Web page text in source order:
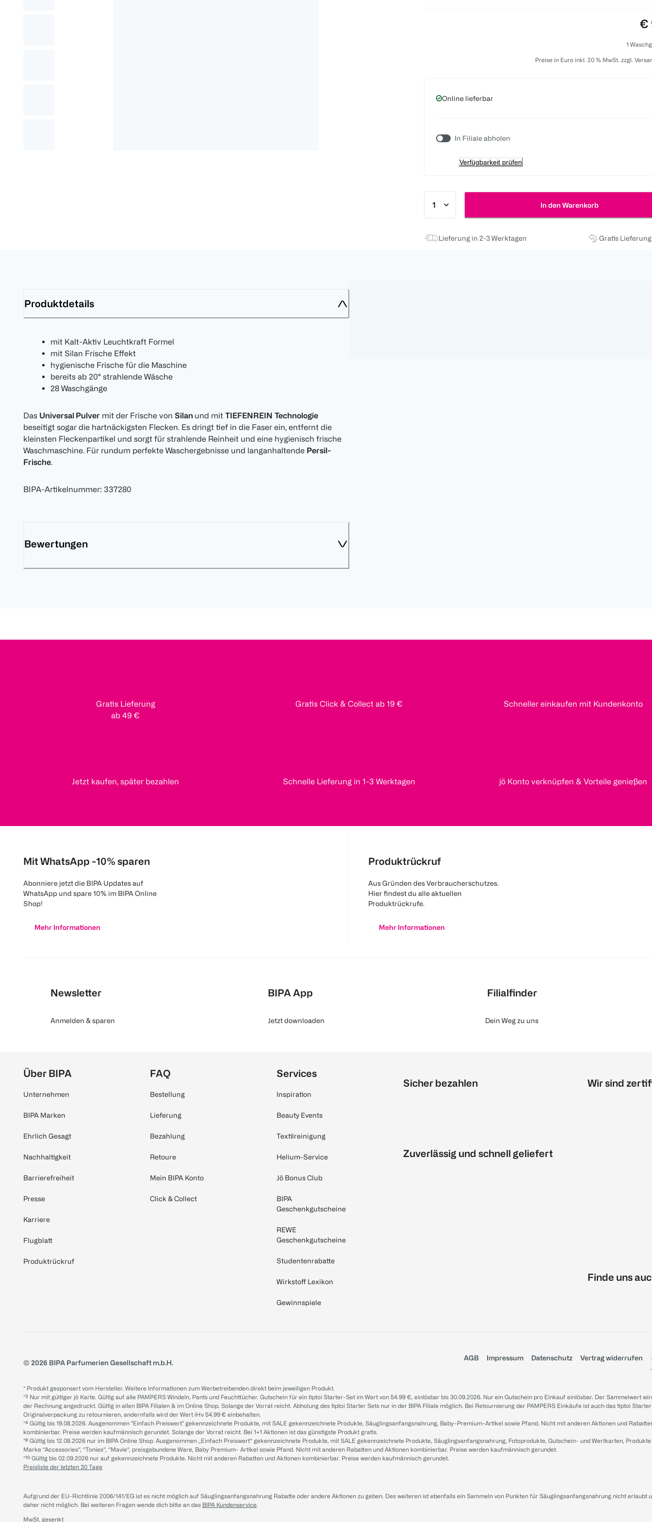
€
1
Preise in Euro inkl. 20 % MwSt. zzgl.
Online lieferbar
In Filiale abholen
Verfügbarkeit prüfen
In den Warenkorb
Lieferung in 2-3 Werktagen Gratis
Produktdetails
mit Kalt-Aktiv Leuchtkraft Formel
mit Silan Frische Effekt
hygienische Frische für die Maschine
bereits ab 20° strahlende Wäsche
28 Waschgänge
Das Universal Pulver mit der Frische von Silan und mit TIEFENREIN Technologie
beseitigt sogar die hartnäckigsten Flecken. Es dringt tief in die Faser ein, entfernt die
kleinsten Fleckenpartikel und sorgt für strahlende Reinheit und eine hygienisch frische
Waschmaschine. Für rundum perfekte Waschergebnisse und langanhaltende Persil-
Frische.
BIPA-Artikelnummer: 337280
Bewertungen
Gratis Lieferung
ab 49 €
Gratis Click & Collect ab 19 € Schneller einkaufen mit Kundenkonto
Jetzt kaufen, später bezahlen Schnelle Lieferung in 1-3 Werktagen jö Konto verknüpfen & Vorteile genießen
Mit WhatsApp -10% sparen
Abonniere jetzt die BIPA Updates auf
WhatsApp und spare 10% im BIPA Online
Shop!
Mehr Informationen
Produktrückruf
Aus Gründen des Verbraucherschutzes.
Hier findest du alle aktuellen
Produktrückrufe.
Mehr Informationen
Newsletter
Anmelden & sparen
BIPA App
Jetzt downloaden
Filialfinder
Dein Weg zu uns
Über BIPA
Unternehmen
BIPA Marken
Ehrlich Gesagt
Nachhaltigkeit
Barrierefreiheit
Presse
Karriere
Flugblatt
Produktrückruf
FAQ
Bestellung
Lieferung
Bezahlung
Retoure
Mein BIPA Konto
Click & Collect
Services
Inspiration
Beauty Events
Textilreinigung
Helium-Service
Jö Bonus Club
BIPA
Geschenkgutscheine
REWE
Geschenkgutscheine
Studentenrabatte
Wirkstoff Lexikon
Gewinnspiele
Sicher bezahlen
Zuverlässig und schnell geliefert
Wir sind
Finde uns
© 2026 BIPA Parfumerien Gesellschaft m.b.H.
AGB Impressum Datenschutz Vertrag widerrufen
* Produkt gesponsert vom Hersteller. Weitere Informationen zum Werbetreibenden direkt beim jeweiligen Produkt.
*³ Nur mit gültiger jö Karte. Gültig auf alle PAMPERS Windeln, Pants und Feuchttücher. Gutschein für ein tiptoi Starter-Set im Wert von 54.99 €, einlösbar bis 30.09.2026. Nur ein Gutschein pro Einkauf einlösbar. Der Sammelwert
der Rechnung angedruckt. Gültig in allen BIPA Filialen & im Online Shop. Solange der Vorrat reicht. Abholung des tiptoi Starter Sets nur in der BIPA Filiale möglich. Bei Retournierung der PAMPERS Einkäufe ist auch das tiptoi
Originalverpackung zu retournieren, andernfalls wird der Wert iHv 54.99 € einbehalten.
*⁴ Gültig bis 19.08.2026. Ausgenommen "Einfach Preiswert" gekennzeichnete Produkte, mit SALE gekennzeichnete Produkte, Säuglingsanfangsnahrung, Baby-Premium-Artikel sowie Pfand. Nicht mit anderen Aktionen und
kombinierbar. Preise werden kaufmännisch gerundet. Solange der Vorrat reicht. Bei 1+1 Aktionen ist das günstigste Produkt gratis.
*⁸ Gültig bis 12.08.2026 nur im BIPA Online Shop. Ausgenommen „Einfach Preiswert“ gekennzeichnete Produkte, mit SALE gekennzeichnete Produkte, Säuglingsanfangsnahrung, Fotoprodukte, Gutschein- und Wertkarten,
Marke “Accessories“, “Tonies“, “Mavie“, preisgebundene Ware, Baby Premium- Artikel sowie Pfand. Nicht mit anderen Rabatten und Aktionen kombinierbar. Preise werden kaufmännisch gerundet.
*¹⁰ Gültig bis 02.09.2026 nur auf gekennzeichnete Produkte. Nicht mit anderen Rabatten und Aktionen kombinierbar. Preise werden kaufmännisch gerundet.
Preisliste der letzten 30 Tage
Aufgrund der EU-Richtlinie 2006/141/EG ist es nicht möglich auf Säuglingsanfangsnahrung Rabatte oder andere Aktionen zu geben. Des weiteren ist ebenfalls ein Sammeln von Punkten für Säuglingsanfangsnahrung nicht erlaubt
daher nicht möglich. Bei weiteren Fragen wende dich bitte an das BIPA Kundenservice.
MwSt. gesenkt